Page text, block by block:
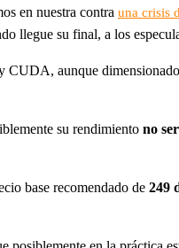
en nuestra contra una crisis
llegue su final, a los
CUDA, aunque
su rendimiento no
base recomendado de 249